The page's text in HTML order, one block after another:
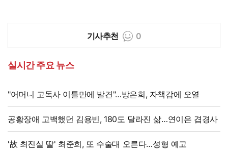
기사추천 0
실시간 주요 뉴스
"어머니 고독사 이틀만에 발견"…방은희, 자책감에 오열
공황장애 고백했던 김용빈, 180도 달라진 삶…연이은 겹경사
'故 최진실 딸' 최준희, 또 수술대 오른다…성형 예고